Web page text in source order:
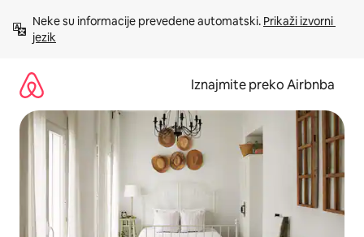
sadržaj
Neke su informacije prevedene automatski. Prikaži izvorni
jezik
Iznajmite preko Airbnba